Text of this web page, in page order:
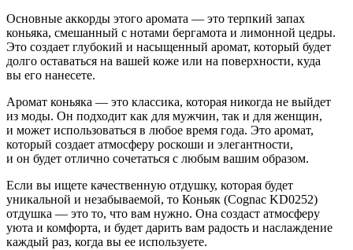
Основные аккорды этого аромата — это терпкий запах
коньяка, смешанный с нотами бергамота и лимонной цедры.
Это создает глубокий и насыщенный аромат, который будет
долго оставаться на вашей коже или на поверхности, куда
вы его нанесете.
Аромат коньяка — это классика, которая никогда не выйдет
из моды. Он подходит как для мужчин, так и для женщин,
и может использоваться в любое время года. Это аромат,
который создает атмосферу роскоши и элегантности,
и он будет отлично сочетаться с любым вашим образом.
Если вы ищете качественную отдушку, которая будет
уникальной и незабываемой, то Коньяк (Cognac KD0252)
отдушка — это то, что вам нужно. Она создаст атмосферу
уюта и комфорта, и будет дарить вам радость и наслаждение
каждый раз, когда вы ее используете.